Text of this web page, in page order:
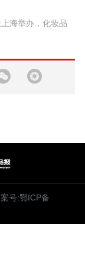
海举办，化妆品
号:鄂ICP备